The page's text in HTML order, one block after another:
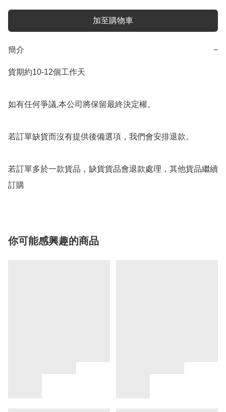
加至購物車
簡介 −
貨期約10-12個工作天
如有任何爭議,本公司將保留最終決定權。
若訂單缺貨而沒有提供後備選項，我們會安排退款。
若訂單多於一款貨品，缺貨貨品會退款處理，其他貨品繼續
你可能感興趣的商品